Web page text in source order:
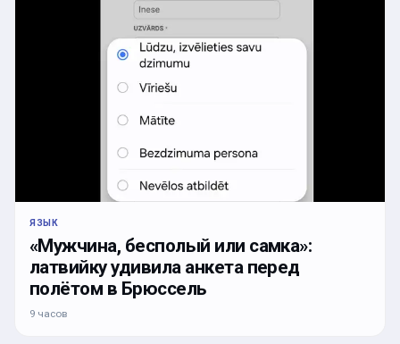
ЯЗЫК
«Мужчина, бесполый или самка»:
латвийку удивила анкета перед
полётом в Брюссель
9 часов